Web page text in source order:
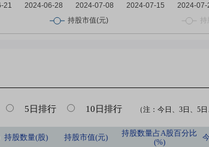
5日排行 10日排行 （注：今日、3日、5
持股数量(股) 持股市值(元)
持股数量占A股百分比
(%)